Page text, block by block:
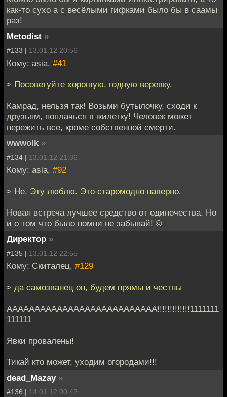
как-то сухо а с весёлыми гифками было бы в саамы
раз!
Metodist »
#133 | 13.01.12 20:56
Кому: asia, #41
> Посоветуйте хорошую, годную веревку.
Камрад, нельзя так! Возьми бутылочку, сходи к
друзьям, поплачься в жилетку! Человек может
пережить все, кроме собственной смерти.
wwwolk »
#134 | 13.01.12 21:36
Кому: asia, #92
> Не. Эту люблю. Это старомодно наверно.
Новая встреча лучшее средство от одиночества. Но
и о том что было помни не забывай! ©
Директор »
#135 | 13.01.12 22:55
Кому: Скиталец, #129
> да самозванец он, будем прямы и честны
ААААААААААААААААААААААААААА!!!!!!!!!!!!!1111111
111111
Явки провалены!
Тикай кто может, уходим огородами!!!
dead_Mazay »
#136 | 14.01.12 00:42